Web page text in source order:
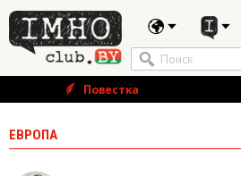
Повестка
ЕВРОПА